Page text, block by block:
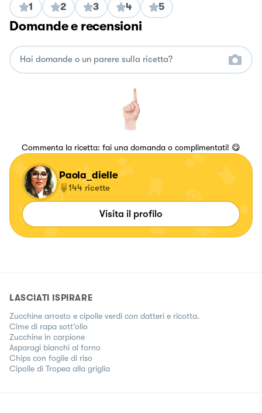
1 2 3 4 5
Domande e recensioni
Commenta la ricetta: fai una domanda o complimentati! 😋
Paola_dielle
144 ricette
Visita il profilo
LASCIATI ISPIRARE
Zucchine arrosto e cipolle verdi con datteri e ricotta.
Cime di rapa sott’olio
Zucchine in carpione
Asparagi bianchi al forno
Chips con foglie di riso
Cipolle di Tropea alla griglia